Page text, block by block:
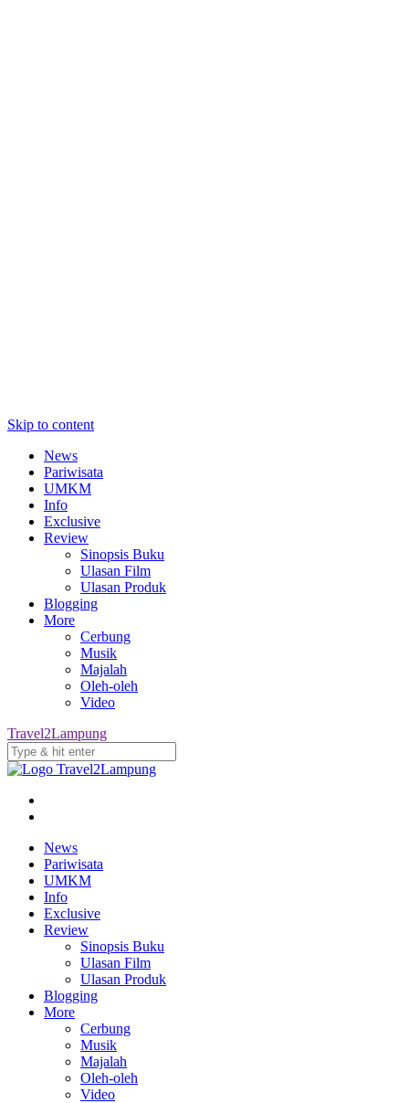
Skip to content
News
Pariwisata
UMKM
Info
Exclusive
Review
Sinopsis Buku
Ulasan Film
Ulasan Produk
Blogging
More
Cerbung
Musik
Majalah
Oleh-oleh
Video
Travel2Lampung
News
Pariwisata
UMKM
Info
Exclusive
Review
Sinopsis Buku
Ulasan Film
Ulasan Produk
Blogging
More
Cerbung
Musik
Majalah
Oleh-oleh
Video